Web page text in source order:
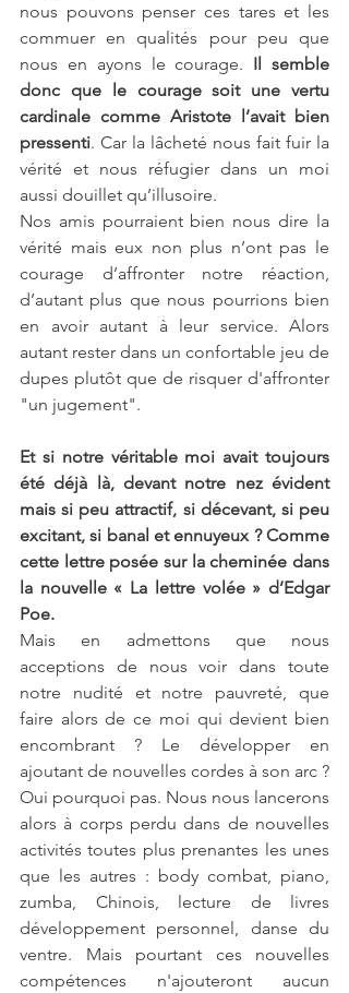
nous pouvons penser ces tares et les
commuer en qualités pour peu que
nous en ayons le courage. Il semble
donc que le courage soit une vertu
cardinale comme Aristote l’avait bien
pressenti. Car la lâcheté nous fait fuir la
vérité et nous réfugier dans un moi
aussi douillet qu’illusoire.
Nos amis pourraient bien nous dire la
vérité mais eux non plus n’ont pas le
courage d’affronter notre réaction,
d’autant plus que nous pourrions bien
en avoir autant à leur service. Alors
autant rester dans un confortable jeu de
dupes plutôt que de risquer d'affronter
"un jugement".
Et si notre véritable moi avait toujours
été déjà là, devant notre nez évident
mais si peu attractif, si décevant, si peu
excitant, si banal et ennuyeux ? Comme
cette lettre posée sur la cheminée dans
la nouvelle « La lettre volée » d’Edgar
Poe.
Mais en admettons que nous
acceptions de nous voir dans toute
notre nudité et notre pauvreté, que
faire alors de ce moi qui devient bien
encombrant ? Le développer en
ajoutant de nouvelles cordes à son arc ?
Oui pourquoi pas. Nous nous lancerons
alors à corps perdu dans de nouvelles
activités toutes plus prenantes les unes
que les autres : body combat, piano,
zumba, Chinois, lecture de livres
développement personnel, danse du
ventre. Mais pourtant ces nouvelles
compétences n'ajouteront aucun